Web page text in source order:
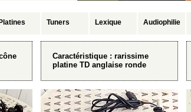
Platines Tuners Lexique Audiophilie
Caractéristique : rarissime
platine TD anglaise ronde